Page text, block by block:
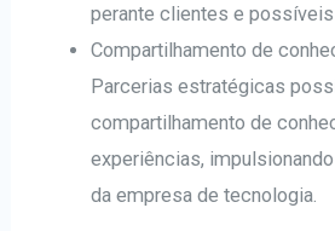
perante clientes e possíveis
Compartilhamento de
Parcerias estratégicas
compartilhamento de
experiências,
da empresa de tecnologia.